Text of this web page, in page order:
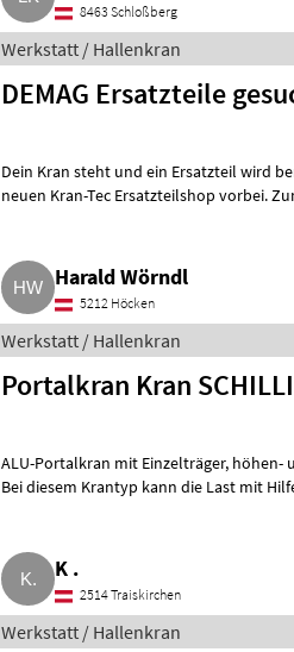
8463 Schloßberg
Werkstatt / Hallenkran
DEMAG Ersatzteile
Dein Kran steht und ein Ersatzteil wird
neuen Kran-Tec Ersatzteilshop vorbei.
Harald Wörndl
5212 Höcken
Werkstatt / Hallenkran
Portalkran Kran
ALU-Portalkran mit Einzelträger, höhen- und längenverstellbares Kransystem.
Bei diesem Krantyp kann die Last mit
K .
2514 Traiskirchen
Werkstatt / Hallenkran